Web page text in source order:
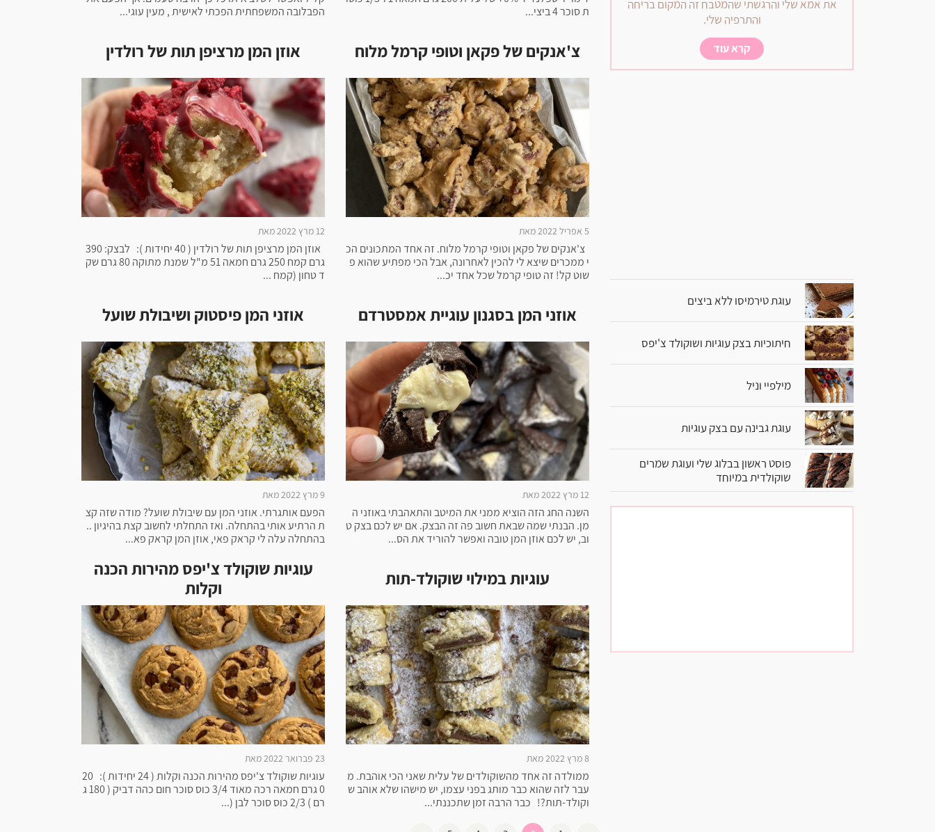
את אמא שלי והרגשתי שהמטבח זה המקום בריחה
והתרפיה שלי.
קרא עוד
עוגת טירמיסו ללא ביצים
חיתוכיות בצק עוגיות ושוקולד צ'יפס
מילפיי וניל
עוגת גבינה עם בצק עוגיות
פוסט ראשון בבלוג שלי ועוגת שמרים
שוקולדית במיוחד
ת סוכר 4 ביצי...
הפבלובה המשפחתית הפכתי לאישית , מעין עוגי...
צ'אנקים של פקאן וטופי קרמל מלוח
5 אפריל 2022 מאת
צ'אנקים של פקאן וטופי קרמל מלוח. זה אחד המתכונים הכ
י ממכרים שיצא לי להכין לאחרונה, אבל הכי מפתיע שהוא פ
שוט קל! זה טופי קרמל שכל אחד יכ...
אוזן המן מרציפן תות של רולדין
12 מרץ 2022 מאת
אוזן המן מרציפן תות של רולדין ( 40 יחידות ): לבצק: 390
גרם קמח 250 גרם חמאה 51 מ"ל שמנת מתוקה 80 גרם שק
ד טחון (קמח ...
אוזני המן בסגנון עוגיית אמסטרדם
12 מרץ 2022 מאת
השנה החג הזה הוציא ממני את המיטב והתאהבתי באוזני ה
מן. הבנתי שמה שבאת חשוב פה זה הבצק. אם יש לכם בצק ט
וב, יש לכם אוזן המן טובה ואפשר להוריד את הס...
אוזני המן פיסטוק ושיבולת שועל
9 מרץ 2022 מאת
הפעם אותגרתי. אוזני המן עם שיבולת שועל? מודה שזה קצ
ת הרתיע אותי בהתחלה. ואז התחלתי לחשוב קצת בהיגיון ..
בהתחלה עלה לי קראק פאי, אוזן המן קראק פא...
עוגיות במילוי שוקולד-תות
8 מרץ 2022 מאת
ממולדה זה אחד מהשוקולדים של עלית שאני הכי אוהבת. מ
עבר לזה שהוא כבר מותג בפני עצמו, יש מישהו שלא אוהב ש
וקולד-תות?! כבר הרבה זמן שתכננתי...
עוגיות שוקולד צ'יפס מהירות הכנה
וקלות
23 פברואר 2022 מאת
עוגיות שוקולד צ'יפס מהירות הכנה וקלות ( 24 יחידות ): 20
0 גרם חמאה רכה מאוד 3/4 כוס סוכר חום כהה דביק ( 180 ג
רם ) 2/3 כוס סוכר לבן (...